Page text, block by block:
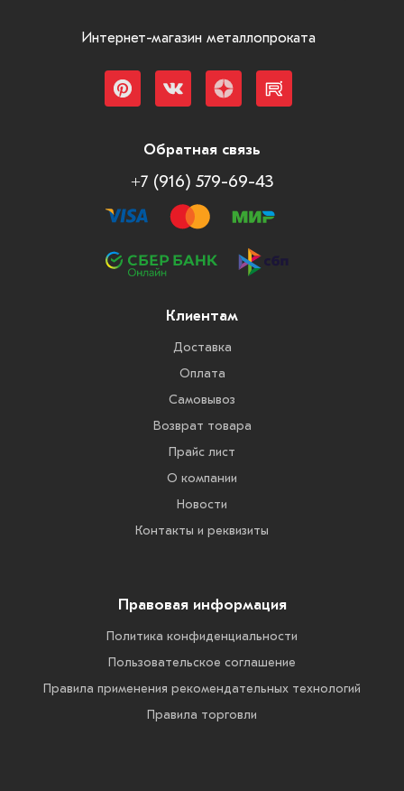
Интернет-магазин металлопроката
Обратная связь
+7 (916) 579-69-43
Клиентам
Доставка
Оплата
Самовывоз
Возврат товара
Прайс лист
О компании
Новости
Контакты и реквизиты
Правовая информация
Политика конфиденциальности
Пользовательское соглашение
Правила применения рекомендательных технологий
Правила торговли